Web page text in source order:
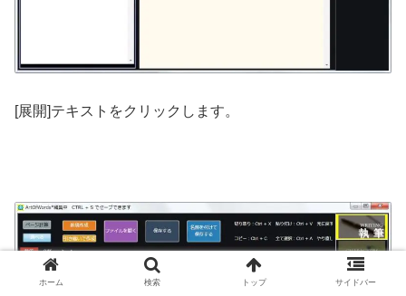
[展開]テキストをクリックします。
ホーム 検索 トップ サイドバー